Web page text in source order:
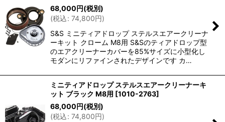
68,000円(税別)
(税込: 74,800円)
S&S ミニティアドロップ ステルスエアークリーナ
ーキット クローム M8用 S&Sのティアドロップ型
のエアクリーナーカバーを85%サイズに小型化し
モダンにリファインされたデザインです カ…
ミニティアドロップ ステルスエアークリーナーキ
ット ブラック M8用 [1010-2763]
68,000円(税別)
(税込: 74,800円)